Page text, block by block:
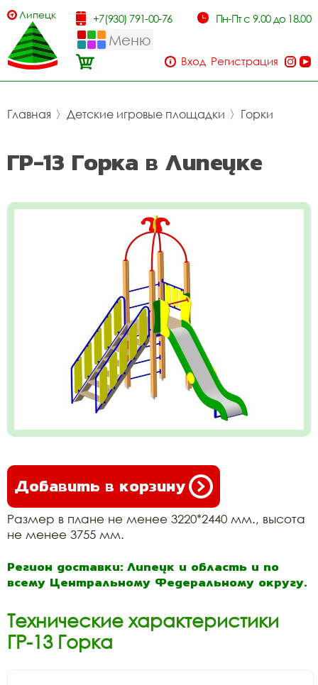
Липецк +7(930) 791-00-76 Пн-Пт с 9.00 до 18.00
Меню
Вход Регистрация
Главная 〉 Детские игровые площадки 〉 Горки
ГР-13 Горка в Липецке
Добавить в корзину
Размер в плане не менее 3220*2440 мм., высота
не менее 3755 мм.
Регион доставки: Липецк и область и по
всему Центральному Федеральному округу.
Технические характеристики
ГР-13 Горка